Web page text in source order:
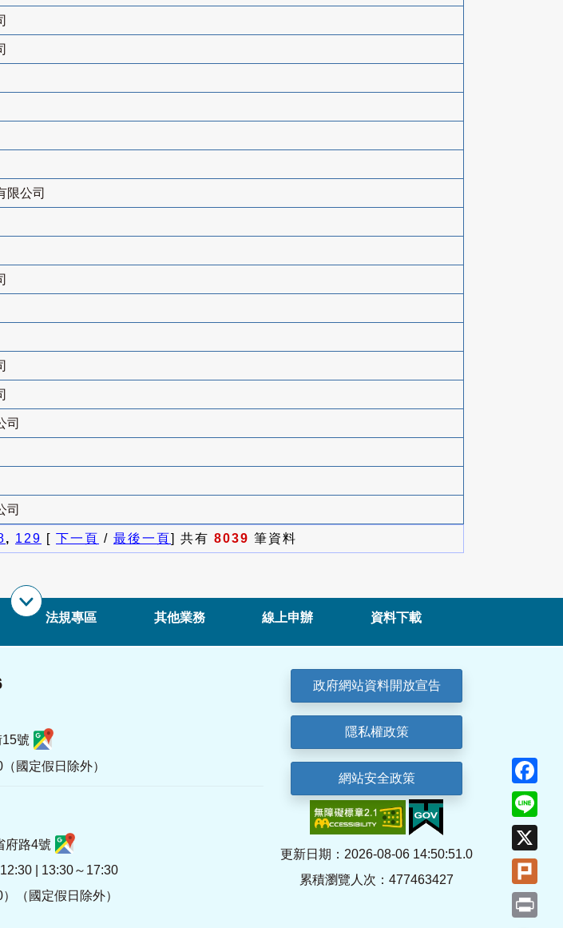
限公司
司
司
, 129 [ 下一頁 / 最後一頁] 共有 8039 筆資料
法規專區 其他業務 線上申辦 資料下載
號
國定假日除外）
府路4號
| 13:30～17:30
（國定假日除外）
政府網站資料開放宣告
隱私權政策
網站安全政策
更新日期：2026-08-06 14:50:51.0
累積瀏覽人次：477463427